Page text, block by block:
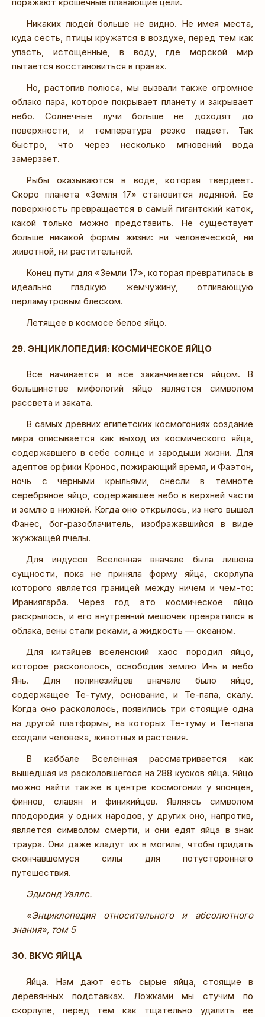
Никаких людей больше не видно. Не имея места,
куда сесть, птицы кружатся в воздухе, перед тем как
упасть, истощенные, в воду, где морской мир
пытается восстановиться в правах.
Но, растопив полюса, мы вызвали также огромное
облако пара, которое покрывает планету и закрывает
небо. Солнечные лучи больше не доходят до
поверхности, и температура резко падает. Так
быстро, что через несколько мгновений вода
замерзает.
Рыбы оказываются в воде, которая твердеет.
Скоро планета «Земля 17» становится ледяной. Ее
поверхность превращается в самый гигантский каток,
какой только можно представить. Не существует
больше никакой формы жизни: ни человеческой, ни
животной, ни растительной.
Конец пути для «Земли 17», которая превратилась в
идеально гладкую жемчужину, отливающую
перламутровым блеском.
Летящее в космосе белое яйцо.
29. ЭНЦИКЛОПЕДИЯ: КОСМИЧЕСКОЕ ЯЙЦО
Все начинается и все заканчивается яйцом. В
большинстве мифологий яйцо является символом
рассвета и заката.
В самых древних египетских космогониях создание
мира описывается как выход из космического яйца,
содержавшего в себе солнце и зародыши жизни. Для
адептов орфики Кронос, пожирающий время, и Фаэтон,
ночь с черными крыльями, снесли в темноте
серебряное яйцо, содержавшее небо в верхней части
и землю в нижней. Когда оно открылось, из него вышел
Фанес, бог-разоблачитель, изображавшийся в виде
жужжащей пчелы.
Для индусов Вселенная вначале была лишена
сущности, пока не приняла форму яйца, скорлупа
которого является границей между ничем и чем-то:
Ираниягарба. Через год это космическое яйцо
раскрылось, и его внутренний мешочек превратился в
облака, вены стали реками, а жидкость — океаном.
Для китайцев вселенский хаос породил яйцо,
которое раскололось, освободив землю Инь и небо
Янь. Для полинезийцев вначале было яйцо,
содержащее Те-туму, основание, и Те-папа, скалу.
Когда оно раскололось, появились три стоящие одна
на другой платформы, на которых Те-туму и Те-папа
создали человека, животных и растения.
В каббале Вселенная рассматривается как
вышедшая из расколовшегося на 288 кусков яйца. Яйцо
можно найти также в центре космогонии у японцев,
финнов, славян и финикийцев. Являясь символом
плодородия у одних народов, у других оно, напротив,
является символом смерти, и они едят яйца в знак
траура. Они даже кладут их в могилы, чтобы придать
скончавшемуся силы для потустороннего
путешествия.
Эдмонд Уэллс.
«Энциклопедия относительного и абсолютного
знания», том 5
30. ВКУС ЯЙЦА
Яйца. Нам дают есть сырые яйца, стоящие в
деревянных подставках. Ложками мы стучим по
скорлупе, перед тем как тщательно удалить ее